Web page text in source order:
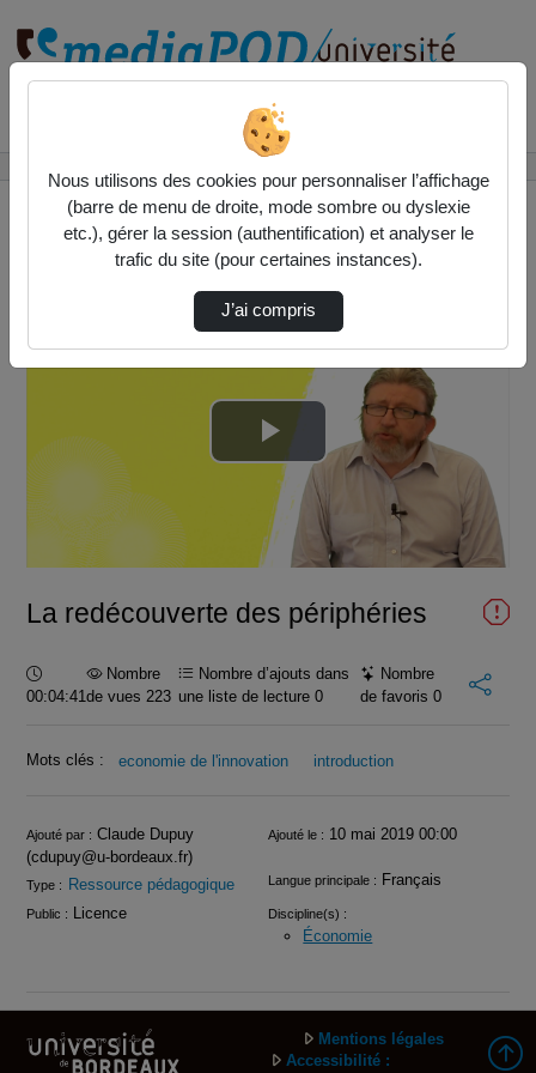
Lire
la
vidéo
La redécouverte des périphéries
Durée :
00:04:41
Nombre
de vues 223
Nombre d’ajouts dans
une liste de lecture0
Nombre
de favoris 0
Mots clés : economie de l'innovation introduction
Infos
Ajouté par : Claude Dupuy
(cdupuy@u-bordeaux.fr)
Ajouté le : 10 mai 2019 00:00
Type : Ressource pédagogique Langue principale : Français
Public : Licence Discipline(s) :
Économie
Mentions légales
Accessibilité :
Nous utilisons des cookies pour personnaliser l’affichage
(barre de menu de droite, mode sombre ou dyslexie
etc.), gérer la session (authentification) et analyser le
trafic du site (pour certaines instances).
J’ai compris